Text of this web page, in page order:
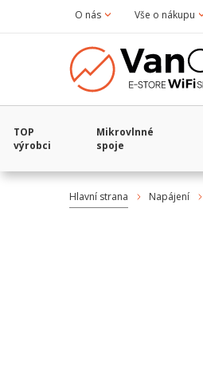
O nás Vše o nákupu
TOP
výrobci
Mikrovlnné
spoje
Hlavní strana Napájení